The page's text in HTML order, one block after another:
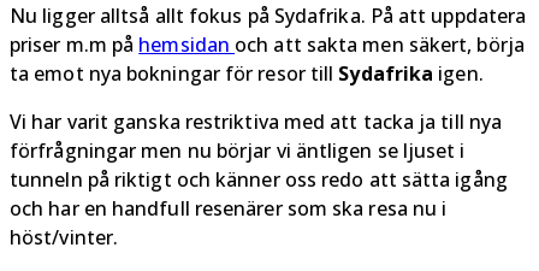
Nu ligger alltså allt fokus på Sydafrika. På att uppdatera
priser m.m på hemsidan och att sakta men säkert, börja
ta emot nya bokningar för resor till Sydafrika igen.
Vi har varit ganska restriktiva med att tacka ja till nya
förfrågningar men nu börjar vi äntligen se ljuset i
tunneln på riktigt och känner oss redo att sätta igång
och har en handfull resenärer som ska resa nu i
höst/vinter.